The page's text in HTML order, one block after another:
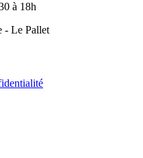
à 18h
- Le Pallet